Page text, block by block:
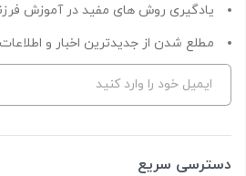
یادگیری روش های مفید در آموزش
مطلع شدن از جدیدترین اخبار و
دسترسی سریع